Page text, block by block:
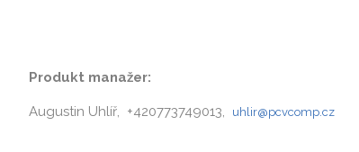
Produkt manažer:
Augustin Uhlíř, +420773749013, uhlir@pcvcomp.cz